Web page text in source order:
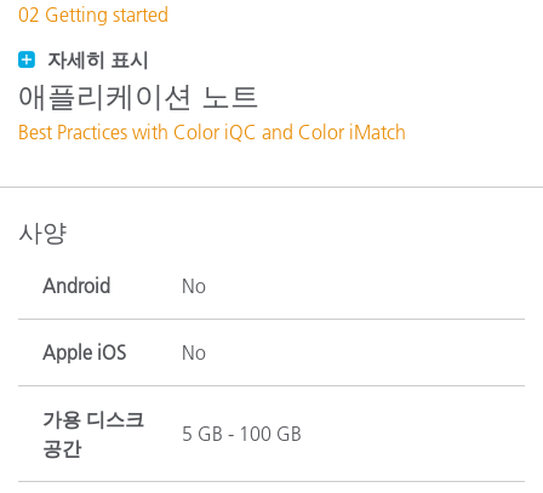
02 Getting started
자세히 표시
애플리케이션 노트
Best Practices with Color iQC and Color iMatch
사양
Android No
Apple iOS No
가용 디스크
공간
5 GB - 100 GB